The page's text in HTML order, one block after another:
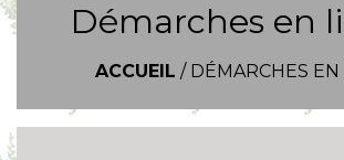
Démarches en
ACCUEIL / DÉMARCHES